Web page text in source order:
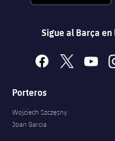
Sigue al Barça
facebook
x youtube
Porteros
Wojciech Szczęsny
Joan Garcia